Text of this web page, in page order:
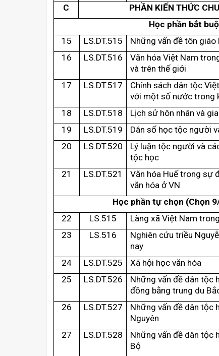
C
PHẦN KIẾN THỨC
Học phần bắt buộ
15
LS.DT.515 Những vấn đề tôn giáo
16
LS.DT.516
Văn hóa Việt Nam
và trên thế giới
1 7 LS.DT.51 7
Chính sách dân tộc
với một số nước trong
1 8 LS.DT.51 8 Lịch sử hôn nhân và
19
LS.DT.519 Dân số học tộc người
20 LS.DT.520
Lý luận tộc người và
tộc học
21 LS.DT.521
Văn hóa Huế trong sự
văn hóa ở VN
Học phần tự chọn (Chọn
22
LS.515 Làng xã Việt Nam
23
LS.516
Nghiên cứu triều
nay
24 LS.DT.525 Xã hội học văn hóa
25
LS.DT.526
Những vấn đề dân tộc
đồng bằng trung du
26 LS.DT.527
Những vấn đề dân tộc
Nguyên
27 LS.DT.528
Những vấn đề dân tộc
Bộ